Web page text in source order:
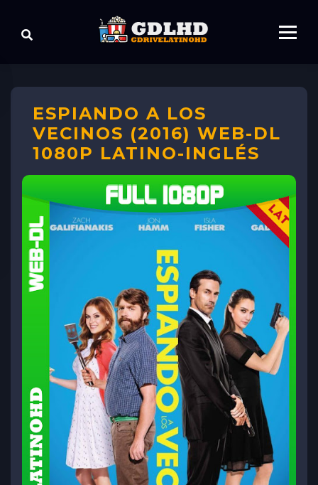
ESPIANDO A LOS
VECINOS (2016) WEB-DL
1080P LATINO-INGLÉS